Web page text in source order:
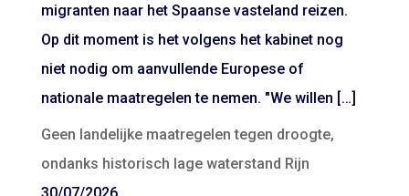
migranten naar het Spaanse vasteland reizen.
Op dit moment is het volgens het kabinet nog
niet nodig om aanvullende Europese of
nationale maatregelen te nemen. "We willen […]
Geen landelijke maatregelen tegen droogte,
ondanks historisch lage waterstand Rijn
30/07/2026